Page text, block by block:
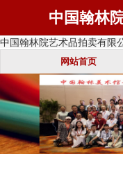
中国翰林
中国翰林院艺术品拍卖有限
网站首页